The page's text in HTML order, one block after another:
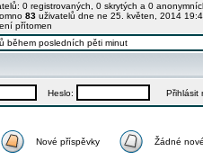
0 registrovaných, 0 skrytých a 0
83 uživatelů dne ne 25. květen, 2014
přítomen
během posledních pěti minut
Heslo: Přihlásit
Nové příspěvky Žádné